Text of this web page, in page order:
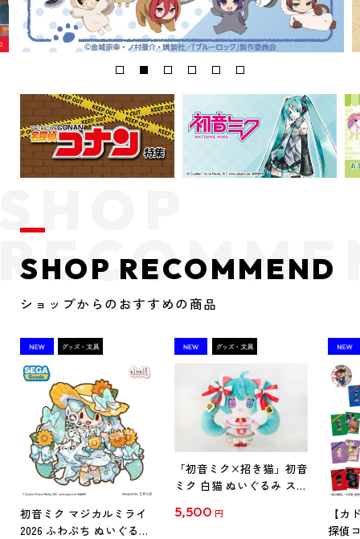
SHOP RECOMMEND
ショップからのおすすめの商品
初音ミク マジカルミライ
2026 ふわぷち ぬいぐるみ
「初音ミク×招き猫」初音
ミク 白猫 ぬいぐるみ スタ
5,500 円
【カ
探偵